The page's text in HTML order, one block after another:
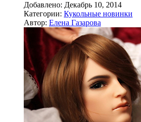
Добавлено: Декабрь 10, 2014
Категории: Кукольные новинки
Автор: Елена Газарова